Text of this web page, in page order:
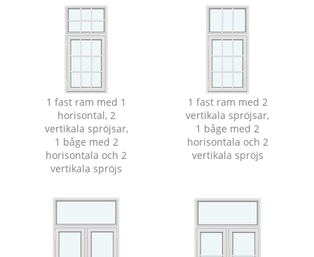
1 fast ram med 1
horisontal, 2
vertikala spröjsar,
1 båge med 2
horisontala och 2
vertikala spröjs
1 fast ram med 2
vertikala spröjsar,
1 båge med 2
horisontala och 2
vertikala spröjs